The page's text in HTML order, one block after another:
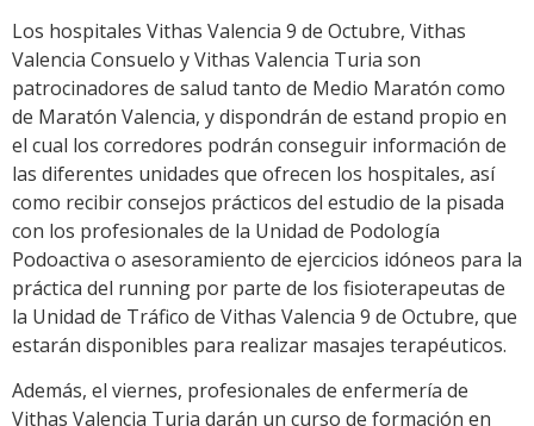
Los hospitales Vithas Valencia 9 de Octubre, Vithas
Valencia Consuelo y Vithas Valencia Turia son
patrocinadores de salud tanto de Medio Maratón como
de Maratón Valencia, y dispondrán de estand propio en
el cual los corredores podrán conseguir información de
las diferentes unidades que ofrecen los hospitales, así
como recibir consejos prácticos del estudio de la pisada
con los profesionales de la Unidad de Podología
Podoactiva o asesoramiento de ejercicios idóneos para la
práctica del running por parte de los fisioterapeutas de
la Unidad de Tráfico de Vithas Valencia 9 de Octubre, que
estarán disponibles para realizar masajes terapéuticos.
Además, el viernes, profesionales de enfermería de
Vithas Valencia Turia darán un curso de formación en